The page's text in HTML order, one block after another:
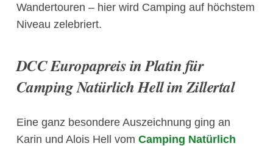
Wandertouren – hier wird Camping auf höchstem
Niveau zelebriert.
DCC Europapreis in Platin für
Camping Natürlich Hell im Zillertal
Eine ganz besondere Auszeichnung ging an
Karin und Alois Hell vom Camping Natürlich